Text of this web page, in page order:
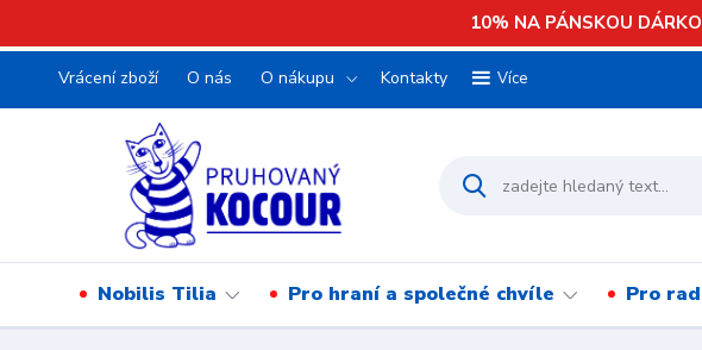
10% NA PÁNSKOU
Vrácení zboží O nás O nákupu Kontakty Více
Nobilis Tilia Pro hraní a společné chvíle Pro